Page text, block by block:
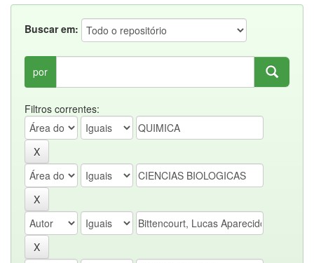
Buscar em:
por
Filtros correntes: